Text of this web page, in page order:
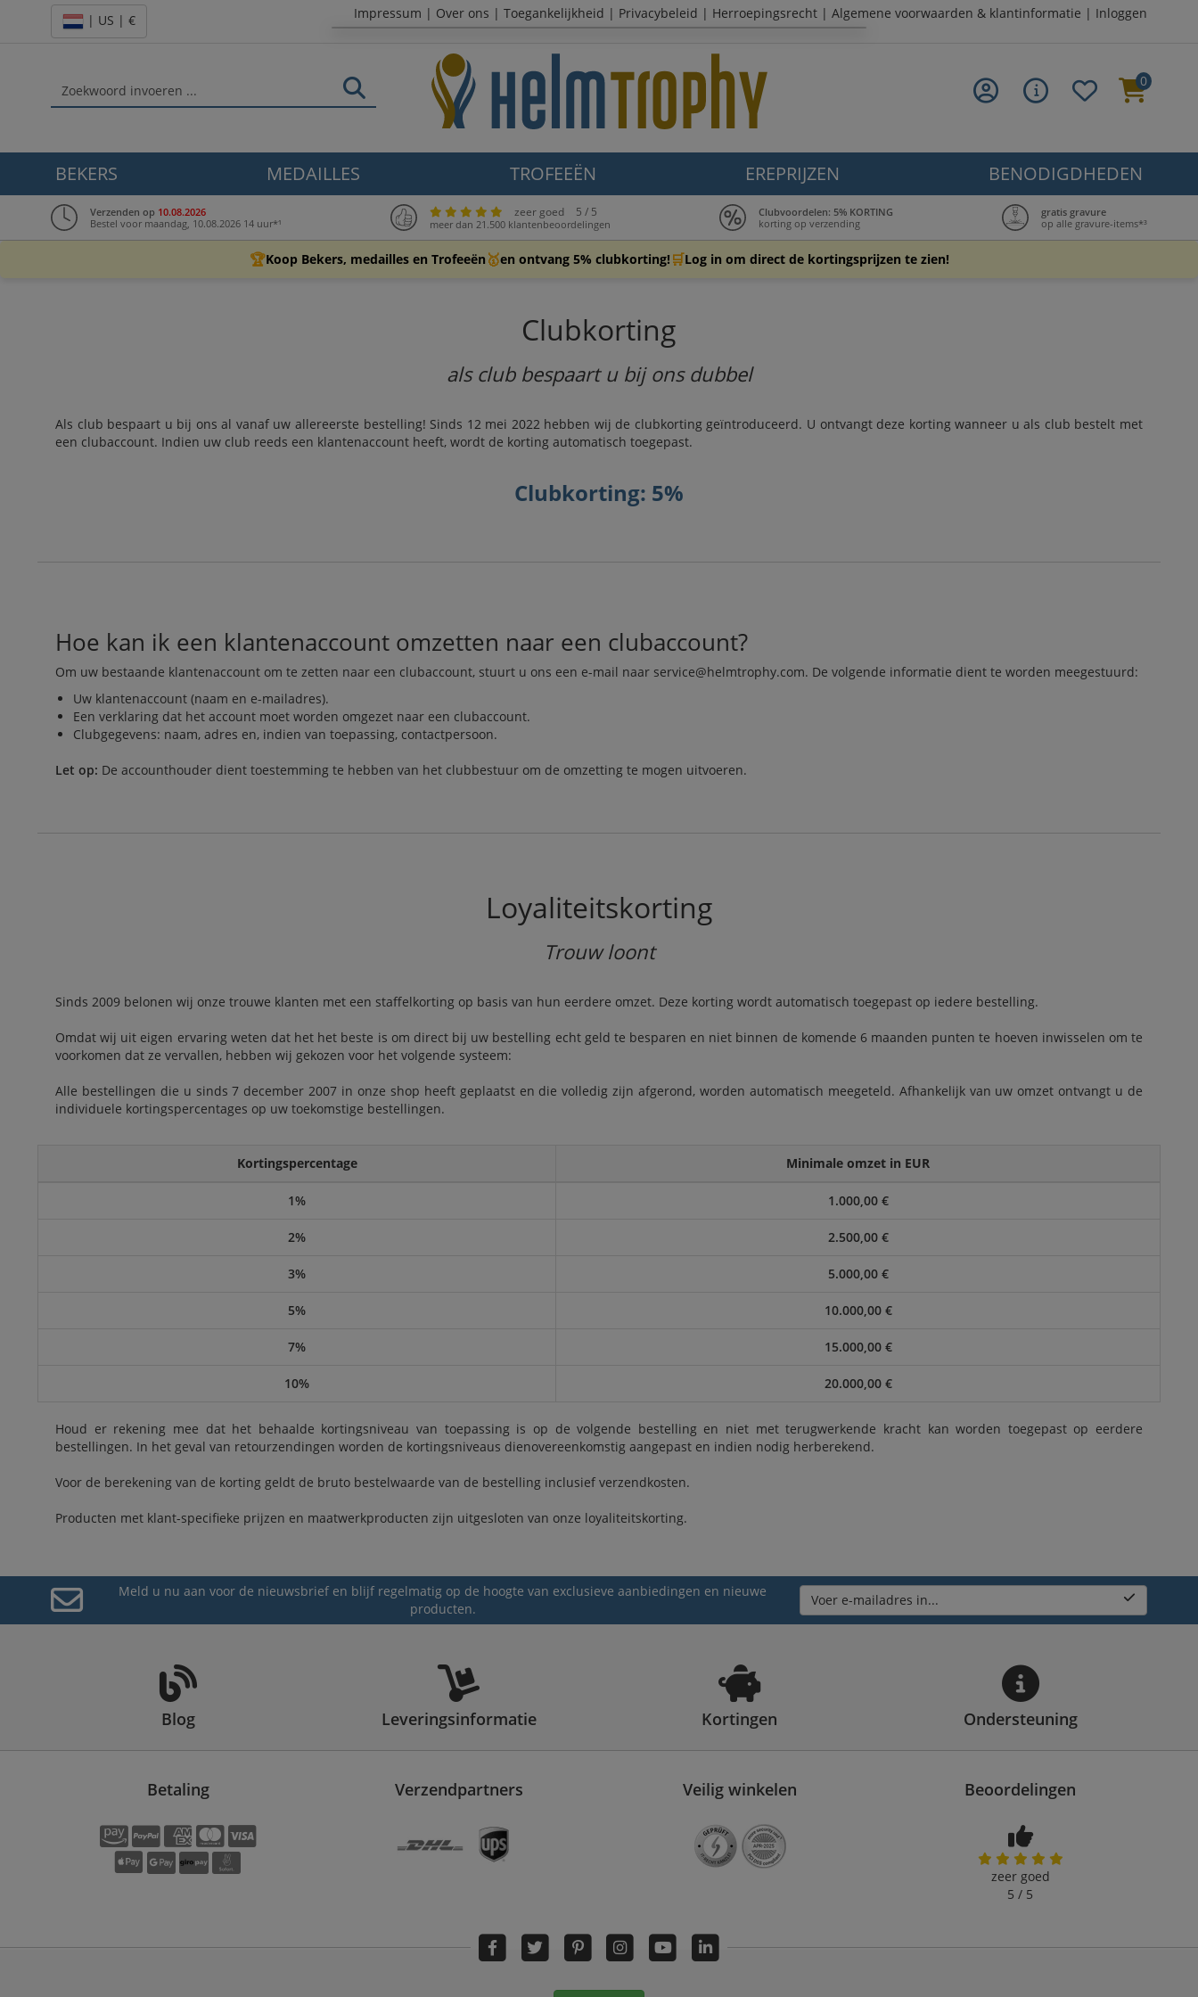
| US | € Impressum | Over ons | Toegankelijkheid | Privacybeleid | Herroepingsrecht | Algemene voorwaarden & klantinformatie | Inloggen
0
BEKERS MEDAILLES TROFEEËN EREPRIJZEN BENODIGDHEDEN
Verzenden op 10.08.2026
Bestel voor maandag, 10.08.2026 14 uur*¹
zeer goed 5 / 5
meer dan 21.500 klantenbeoordelingen
Clubvoordelen: 5% KORTING
korting op verzending
gratis gravure
op alle gravure-items*³
🏆Koop Bekers, medailles en Trofeeën 🥇en ontvang 5% clubkorting! 🛒Log in om direct de kortingsprijzen te zien!
Clubkorting
als club bespaart u bij ons dubbel
Als club bespaart u bij ons al vanaf uw allereerste bestelling! Sinds 12 mei 2022 hebben wij de clubkorting geïntroduceerd. U ontvangt deze korting wanneer u als club bestelt met
een clubaccount. Indien uw club reeds een klantenaccount heeft, wordt de korting automatisch toegepast.
Clubkorting: 5%
Hoe kan ik een klantenaccount omzetten naar een clubaccount?
Om uw bestaande klantenaccount om te zetten naar een clubaccount, stuurt u ons een e-mail naar service@helmtrophy.com. De volgende informatie dient te worden meegestuurd:
Uw klantenaccount (naam en e-mailadres).
Een verklaring dat het account moet worden omgezet naar een clubaccount.
Clubgegevens: naam, adres en, indien van toepassing, contactpersoon.
Let op: De accounthouder dient toestemming te hebben van het clubbestuur om de omzetting te mogen uitvoeren.
Loyaliteitskorting
Trouw loont
Sinds 2009 belonen wij onze trouwe klanten met een staffelkorting op basis van hun eerdere omzet. Deze korting wordt automatisch toegepast op iedere bestelling.
Omdat wij uit eigen ervaring weten dat het het beste is om direct bij uw bestelling echt geld te besparen en niet binnen de komende 6 maanden punten te hoeven inwisselen om te
voorkomen dat ze vervallen, hebben wij gekozen voor het volgende systeem:
Alle bestellingen die u sinds 7 december 2007 in onze shop heeft geplaatst en die volledig zijn afgerond, worden automatisch meegeteld. Afhankelijk van uw omzet ontvangt u de
individuele kortingspercentages op uw toekomstige bestellingen.
Kortingspercentage Minimale omzet in EUR
1% 1.000,00 €
2% 2.500,00 €
3% 5.000,00 €
5% 10.000,00 €
7% 15.000,00 €
10% 20.000,00 €
Houd er rekening mee dat het behaalde kortingsniveau van toepassing is op de volgende bestelling en niet met terugwerkende kracht kan worden toegepast op eerdere
bestellingen. In het geval van retourzendingen worden de kortingsniveaus dienovereenkomstig aangepast en indien nodig herberekend.
Voor de berekening van de korting geldt de bruto bestelwaarde van de bestelling inclusief verzendkosten.
Producten met klant-specifieke prijzen en maatwerkproducten zijn uitgesloten van onze loyaliteitskorting.
Meld u nu aan voor de nieuwsbrief en blijf regelmatig op de hoogte van exclusieve aanbiedingen en nieuwe
producten.
Voer e-mailadres in...
Blog Leveringsinformatie Kortingen Ondersteuning
Betaling Verzendpartners Veilig winkelen Beoordelingen
zeer goed
5 / 5